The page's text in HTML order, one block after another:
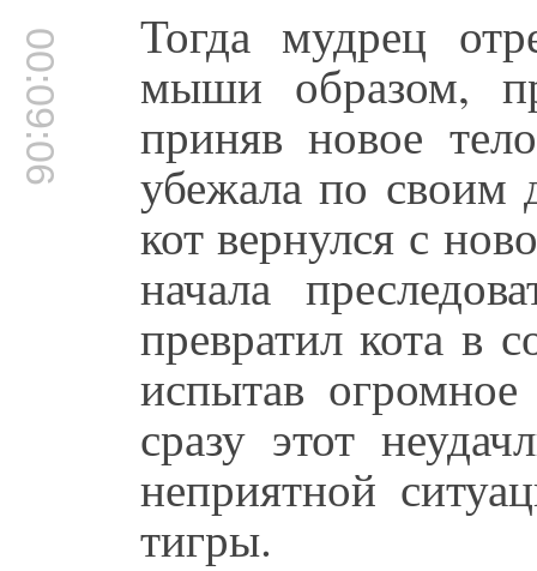
00:09:06 Тогда мудрец
мыши образом,
приняв новое
убежала по своим
кот вернулся с
начала
превратил кота в
испытав
сразу этот
неприятной
тигры.